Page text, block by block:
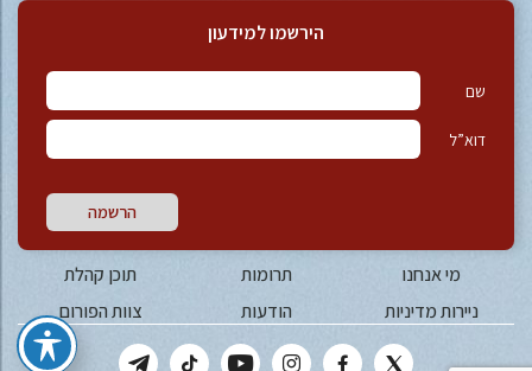
הירשמו למידעון
שם
דוא”ל
הרשמה
מי אנחנו תרומות
תוכן קהלת
ניירות מדיניות
הודעות צוות הפורום